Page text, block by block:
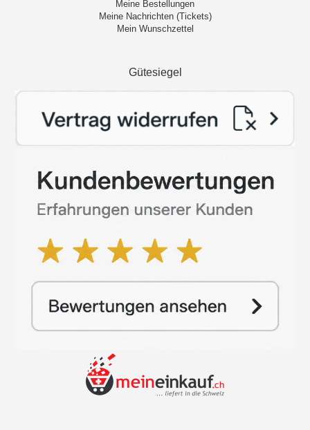
Meine Bestellungen
Meine Nachrichten (Tickets)
Mein Wunschzettel
Gütesiegel